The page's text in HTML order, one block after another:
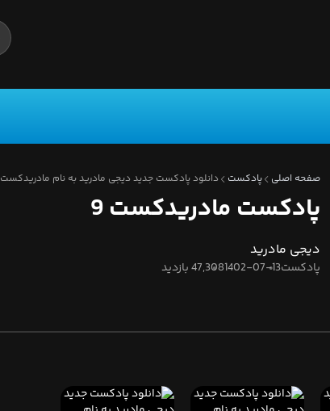
صفحه اصلی پادکست دانلود پادکست جدید دیجی مادرید به نام مادریدکست 9
پادکست مادریدکست 9
دیجی مادرید
پادکست1402-07-1347,308 بازدید